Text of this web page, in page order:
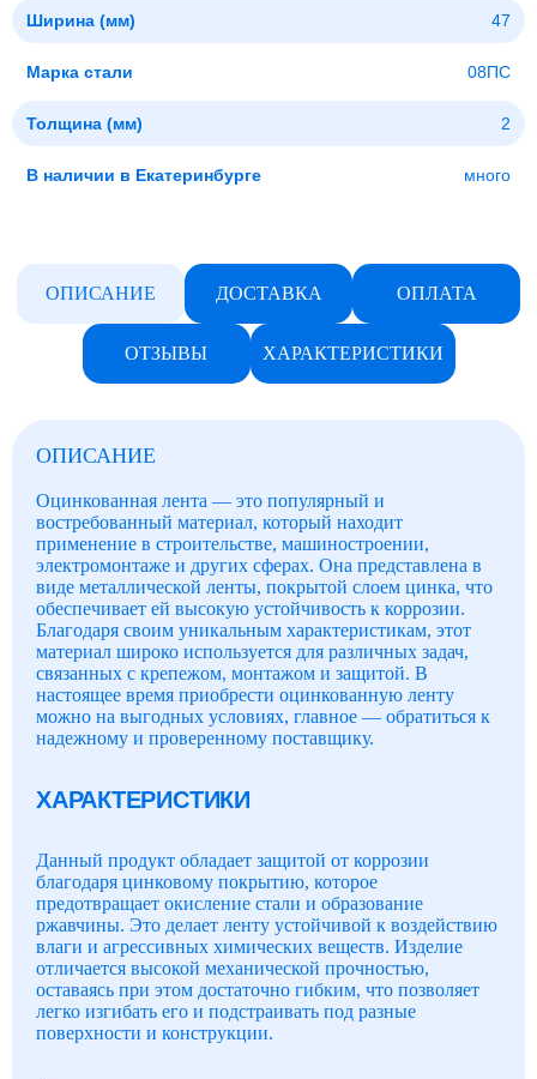
Ширина (мм) 47
Марка стали 08ПС
Толщина (мм) 2
В наличии в Екатеринбурге много
ОПИСАНИЕ ДОСТАВКА ОПЛАТА
ОТЗЫВЫ ХАРАКТЕРИСТИКИ
ОПИСАНИЕ
Оцинкованная лента — это популярный и
востребованный материал, который находит
применение в строительстве, машиностроении,
электромонтаже и других сферах. Она представлена в
виде металлической ленты, покрытой слоем цинка, что
обеспечивает ей высокую устойчивость к коррозии.
Благодаря своим уникальным характеристикам, этот
материал широко используется для различных задач,
связанных с крепежом, монтажом и защитой. В
настоящее время приобрести оцинкованную ленту
можно на выгодных условиях, главное — обратиться к
надежному и проверенному поставщику.
ХАРАКТЕРИСТИКИ
Данный продукт обладает защитой от коррозии
благодаря цинковому покрытию, которое
предотвращает окисление стали и образование
ржавчины. Это делает ленту устойчивой к воздействию
влаги и агрессивных химических веществ. Изделие
отличается высокой механической прочностью,
оставаясь при этом достаточно гибким, что позволяет
легко изгибать его и подстраивать под разные
поверхности и конструкции.